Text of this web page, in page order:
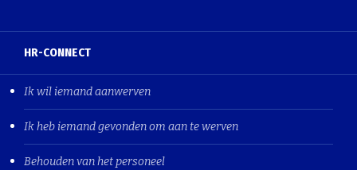
HR-CONNECT
Ik wil iemand aanwerven
Ik heb iemand gevonden om aan te werven
Behouden van het personeel